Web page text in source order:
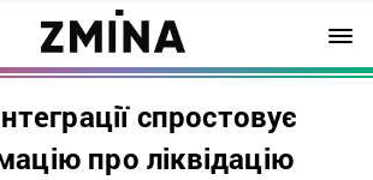
спростовує
про ліквідацію